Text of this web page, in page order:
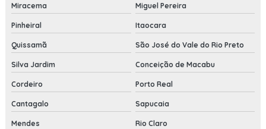
Miracema Miguel Pereira
Pinheiral Itaocara
Quissamã São José do Vale do Rio Preto
Silva Jardim Conceição de Macabu
Cordeiro Porto Real
Cantagalo Sapucaia
Mendes Rio Claro